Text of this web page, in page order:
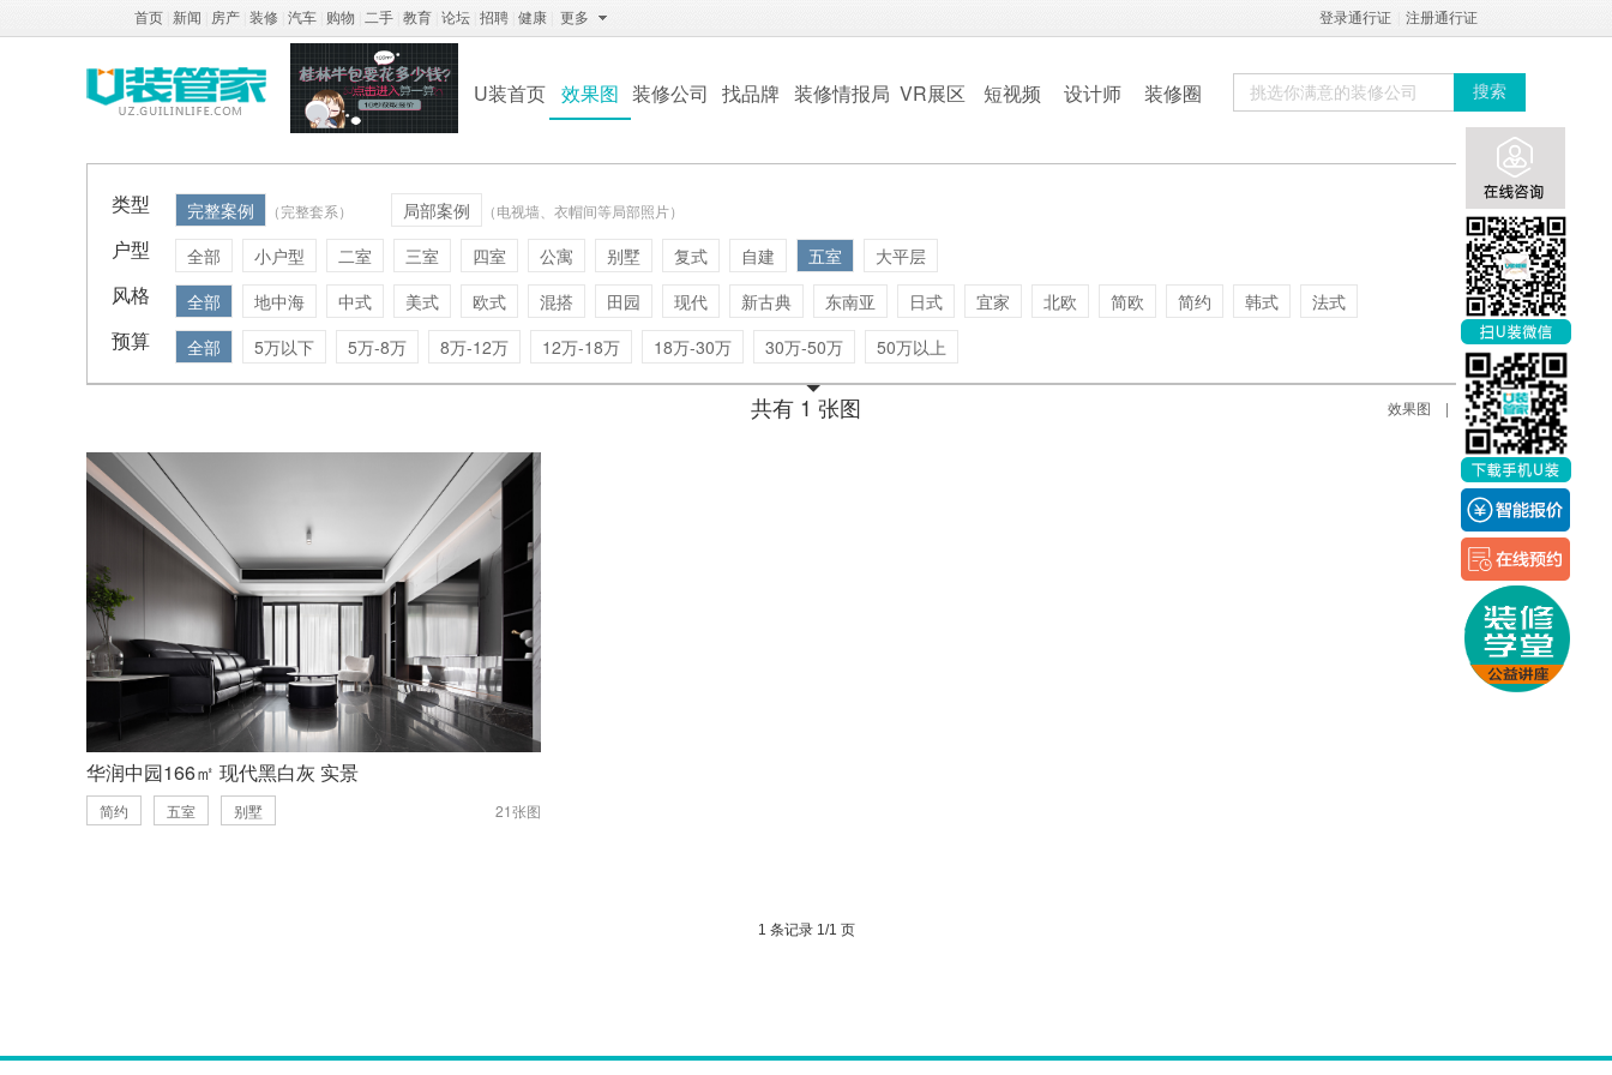
注册通行证
登录通行证
首页 新闻 房产 装修 汽车 购物 二手 教育 论坛 招聘 健康 更多
U装首页 效果图 装修公司 找品牌 装修情报局 VR展区 短视频 设计师 装修圈 搜索
类型 完整案例 （完整套系） 局部案例 （电视墙、衣帽间等局部照片）
户型 全部 小户型 二室 三室 四室 公寓 别墅 复式 自建 五室 大平层
风格 全部 地中海 中式 美式 欧式 混搭 田园 现代 新古典 东南亚 日式 宜家 北欧 简欧 简约 韩式 法式
预算 全部 5万以下 5万-8万 8万-12万 12万-18万 18万-30万 30万-50万 50万以上
共有 1 张图 效果图 | 实景图
华润中园166㎡ 现代黑白灰 实景
简约 五室 别墅 21张图
1 条记录 1/1 页